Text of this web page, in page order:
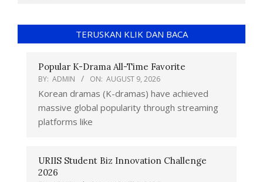
TERUSKAN KLIK DAN BACA
Popular K-Drama All-Time Favorite
BY: ADMIN ON: AUGUST 9, 2026
Korean dramas (K-dramas) have achieved
massive global popularity through streaming
platforms like
URIIS Student Biz Innovation Challenge
2026